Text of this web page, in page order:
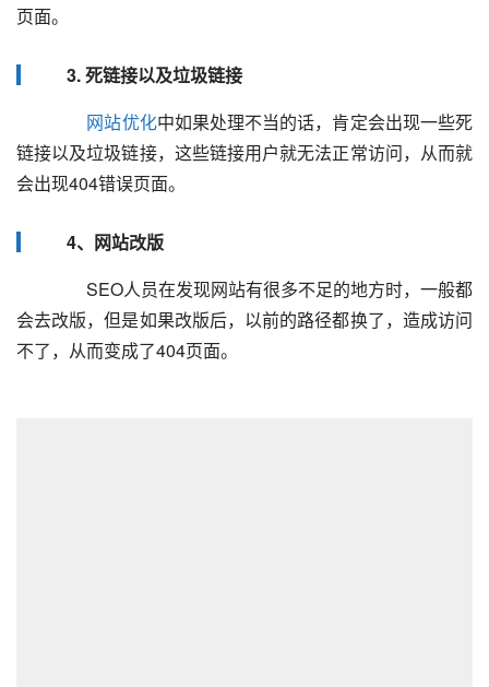
页面。
3. 死链接以及垃圾链接
网站优化中如果处理不当的话，肯定会出现一些死
链接以及垃圾链接，这些链接用户就无法正常访问，从而就
会出现404错误页面。
4、网站改版
会去改版，但是如果改版后，以前的路径都换了，造成访问
不了，从而变成了404页面。